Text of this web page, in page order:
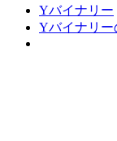
Yバイナリー
Yバイナリー